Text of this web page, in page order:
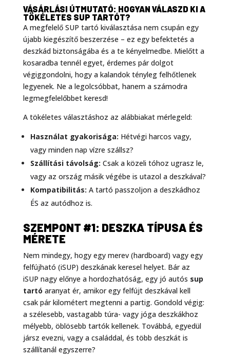
VÁSÁRLÁSI ÚTMUTATÓ: HOGYAN VÁLASZD KI A
TÖKÉLETES SUP TARTÓT?
A megfelelő SUP tartó kiválasztása nem csupán egy
újabb kiegészítő beszerzése – ez egy befektetés a
deszkád biztonságába és a te kényelmedbe. Mielőtt a
kosaradba tennél egyet, érdemes pár dolgot
végiggondolni, hogy a kalandok tényleg felhőtlenek
legyenek. Ne a legolcsóbbat, hanem a számodra
legmegfelelőbbet keresd!
A tökéletes választáshoz az alábbiakat mérlegeld:
Használat gyakorisága: Hétvégi harcos vagy,
vagy minden nap vízre szállsz?
Szállítási távolság: Csak a közeli tóhoz ugrasz le,
vagy az ország másik végébe is utazol a deszkával?
Kompatibilitás: A tartó passzoljon a deszkádhoz
ÉS az autódhoz is.
SZEMPONT #1: DESZKA TÍPUSA ÉS
MÉRETE
Nem mindegy, hogy egy merev (hardboard) vagy egy
felfújható (iSUP) deszkának keresel helyet. Bár az
iSUP nagy előnye a hordozhatóság, egy jó autós sup
tartó aranyat ér, amikor egy felfújt deszkával kell
csak pár kilométert megtenni a partig. Gondold végig:
a szélesebb, vastagabb túra- vagy jóga deszkákhoz
mélyebb, öblösebb tartók kellenek. Továbbá, egyedül
jársz evezni, vagy a családdal, és több deszkát is
szállítanál egyszerre?